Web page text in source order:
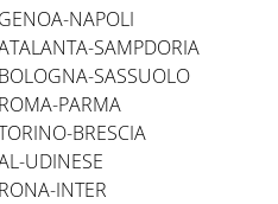
NAPOLI
SAMPDORIA
SASSUOLO
PARMA
BRESCIA
UDINESE
INTER